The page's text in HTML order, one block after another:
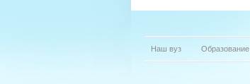
Наш вуз Образование